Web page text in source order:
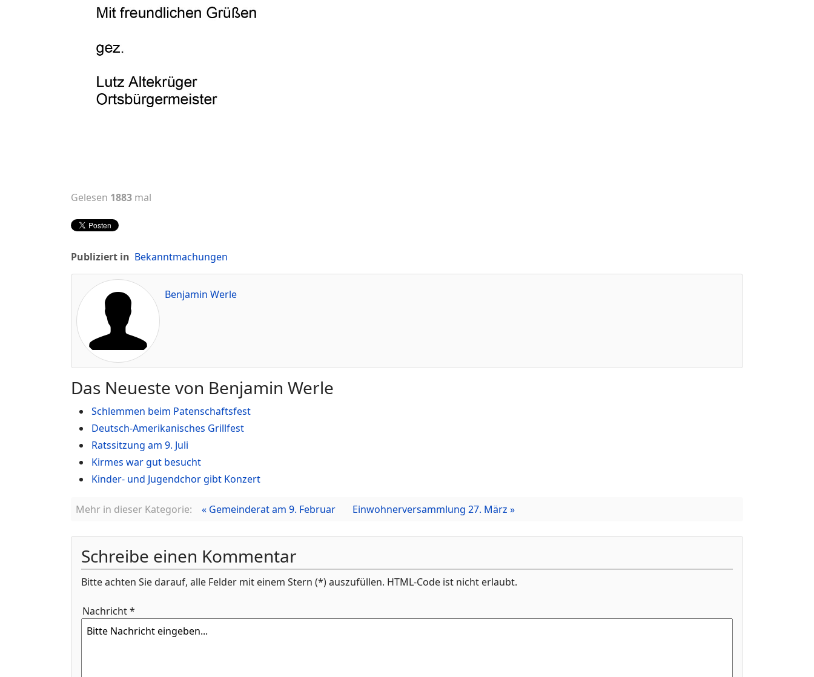
Gelesen 1883 mal
Publiziert in Bekanntmachungen
Benjamin Werle
Das Neueste von Benjamin Werle
Schlemmen beim Patenschaftsfest
Deutsch-Amerikanisches Grillfest
Ratssitzung am 9. Juli
Kirmes war gut besucht
Kinder- und Jugendchor gibt Konzert
Mehr in dieser Kategorie: « Gemeinderat am 9. Februar Einwohnerversammlung 27. März »
Schreibe einen Kommentar
Bitte achten Sie darauf, alle Felder mit einem Stern (*) auszufüllen. HTML-Code ist nicht erlaubt.
Nachricht *